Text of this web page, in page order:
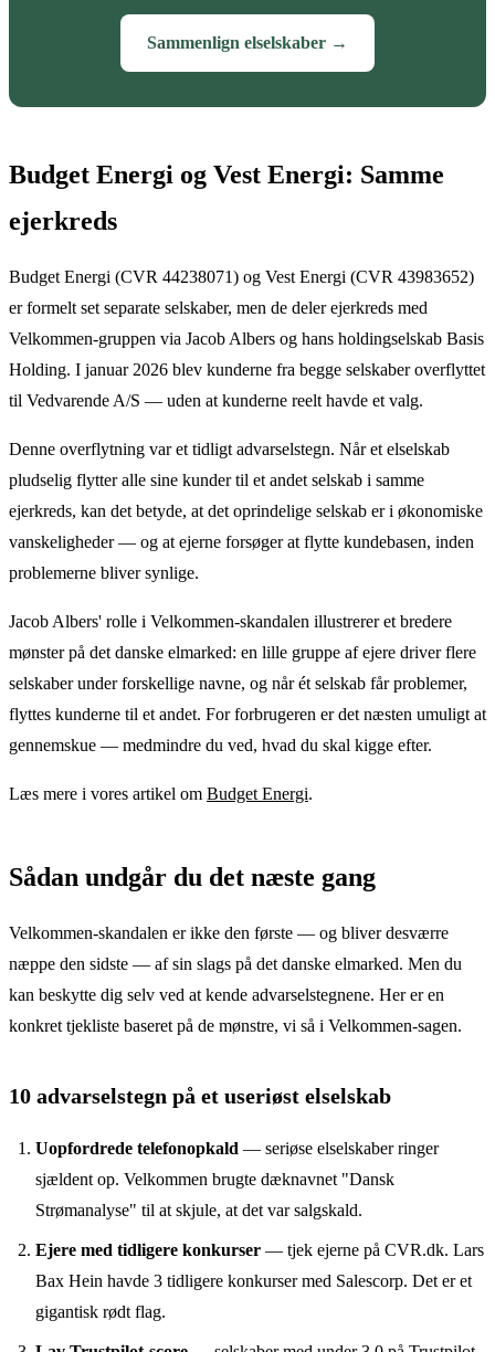
Sammenlign elselskaber →
Budget Energi og Vest Energi: Samme
ejerkreds
Budget Energi (CVR 44238071) og Vest Energi (CVR 43983652)
er formelt set separate selskaber, men de deler ejerkreds med
Velkommen-gruppen via Jacob Albers og hans holdingselskab Basis
Holding. I januar 2026 blev kunderne fra begge selskaber overflyttet
til Vedvarende A/S — uden at kunderne reelt havde et valg.
Denne overflytning var et tidligt advarselstegn. Når et elselskab
pludselig flytter alle sine kunder til et andet selskab i samme
ejerkreds, kan det betyde, at det oprindelige selskab er i økonomiske
vanskeligheder — og at ejerne forsøger at flytte kundebasen, inden
problemerne bliver synlige.
Jacob Albers' rolle i Velkommen-skandalen illustrerer et bredere
mønster på det danske elmarked: en lille gruppe af ejere driver flere
selskaber under forskellige navne, og når ét selskab får problemer,
flyttes kunderne til et andet. For forbrugeren er det næsten umuligt at
gennemskue — medmindre du ved, hvad du skal kigge efter.
Læs mere i vores artikel om Budget Energi.
Sådan undgår du det næste gang
Velkommen-skandalen er ikke den første — og bliver desværre
næppe den sidste — af sin slags på det danske elmarked. Men du
kan beskytte dig selv ved at kende advarselstegnene. Her er en
konkret tjekliste baseret på de mønstre, vi så i Velkommen-sagen.
10 advarselstegn på et useriøst elselskab
Uopfordrede telefonopkald — seriøse elselskaber ringer
sjældent op. Velkommen brugte dæknavnet "Dansk
Strømanalyse" til at skjule, at det var salgskald.
Ejere med tidligere konkurser — tjek ejerne på CVR.dk. Lars
Bax Hein havde 3 tidligere konkurser med Salescorp. Det er et
gigantisk rødt flag.